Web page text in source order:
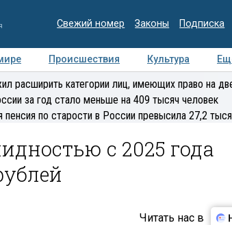
Свежий номер Законы Подписка
Происшествия Культура
Медиацентр Интервью
расширить категории лиц, имеющих право на
за год стало меньше на 409 тысяч человек
по старости в России превысила 27,2
с 2025 года
Читать нас в